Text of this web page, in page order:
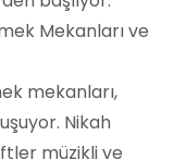
Mekanları ve
mekanları,
Nikah
müzikli ve